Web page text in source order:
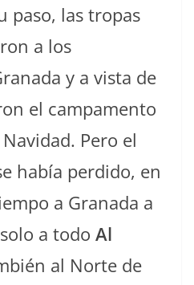
paso, las tropas
a los
y a vista de
el campamento
Pero el
había perdido, en
a Granada a
a todo Al
al Norte de